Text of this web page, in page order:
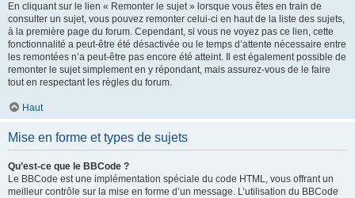
En cliquant sur le lien « Remonter le sujet » lorsque vous êtes en train de
consulter un sujet, vous pouvez remonter celui-ci en haut de la liste des sujets,
à la première page du forum. Cependant, si vous ne voyez pas ce lien, cette
fonctionnalité a peut-être été désactivée ou le temps d’attente nécessaire entre
les remontées n’a peut-être pas encore été atteint. Il est également possible de
remonter le sujet simplement en y répondant, mais assurez-vous de le faire
tout en respectant les règles du forum.
Haut
Mise en forme et types de sujets
Qu’est-ce que le BBCode ?
Le BBCode est une implémentation spéciale du code HTML, vous offrant un
meilleur contrôle sur la mise en forme d’un message. L’utilisation du BBCode